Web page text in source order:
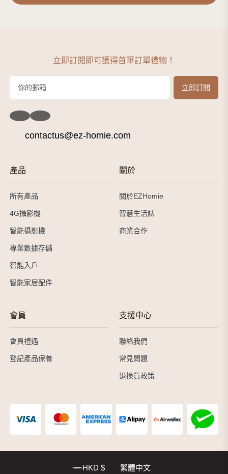
立即訂閱即可獲得首筆訂單禮物！
contactus@ez-homie.com
產品
所有產品
4G攝影機
智能攝影機
專業數據存儲
智能入戶
智能家居配件
關於
關於EZHomie
智慧生活誌
商業合作
會員
會員禮遇
登記產品保養
支援中心
聯絡我們
常見問題
退換貨政策
HKD $ 繁體中文